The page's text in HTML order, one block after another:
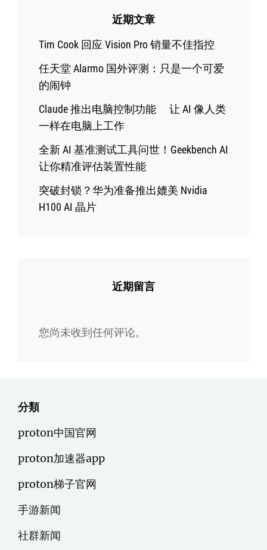
近期文章
Tim Cook 回应 Vision Pro 销量不佳指控
任天堂 Alarmo 国外评测：只是一个可爱
的闹钟
Claude 推出电脑控制功能 让 AI 像人类
一样在电脑上工作
全新 AI 基准测试工具问世！Geekbench AI
让你精准评估装置性能
突破封锁？华为准备推出媲美 Nvidia
H100 AI 晶片
近期留言
您尚未收到任何评论。
分類
proton中国官网
proton加速器app
proton梯子官网
手游新闻
社群新闻